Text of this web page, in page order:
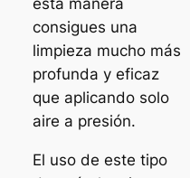
esta manera
consigues una
limpieza mucho más
profunda y eficaz
que aplicando solo
aire a presión.
El uso de este tipo